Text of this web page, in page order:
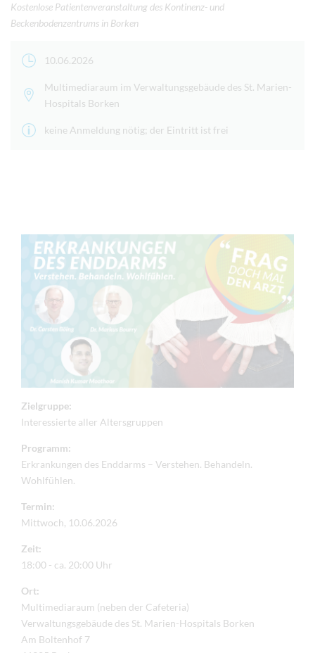
Kostenlose Patientenveranstaltung des Kontinenz- und
Beckenbodenzentrums in Borken
10.06.2026
Multimediaraum im Verwaltungsgebäude des St. Marien-
Hospitals Borken
keine Anmeldung nötig; der Eintritt ist frei
Zielgruppe:
Interessierte aller Altersgruppen
Programm:
Erkrankungen des Enddarms – Verstehen. Behandeln.
Wohlfühlen.
Termin:
Mittwoch, 10.06.2026
Zeit:
18:00 - ca. 20:00 Uhr
Ort:
Multimediaraum (neben der Cafeteria)
Verwaltungsgebäude des St. Marien-Hospitals Borken
Am Boltenhof 7